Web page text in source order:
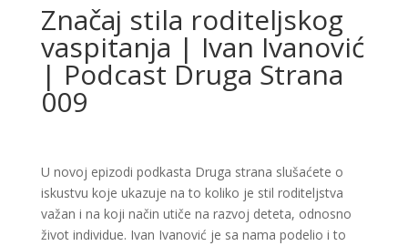
Značaj stila roditeljskog
vaspitanja | Ivan Ivanović
| Podcast Druga Strana
009
U novoj epizodi podkasta Druga strana slušaćete o
iskustvu koje ukazuje na to koliko je stil roditeljstva
važan i na koji način utiče na razvoj deteta, odnosno
život individue. Ivan Ivanović je sa nama podelio i to